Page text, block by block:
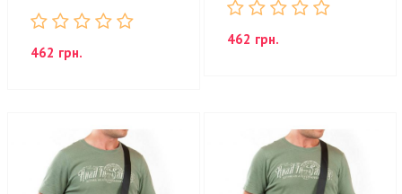
462 грн.
462 грн.